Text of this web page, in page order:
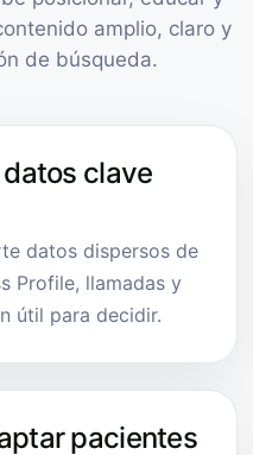
amplio, claro y
de búsqueda.
datos clave
datos dispersos de
Profile, llamadas y
útil para decidir.
pacientes